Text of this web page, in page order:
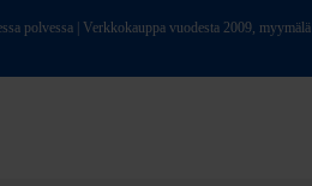
polvessa | Verkkokauppa vuodesta 2009, myymälä